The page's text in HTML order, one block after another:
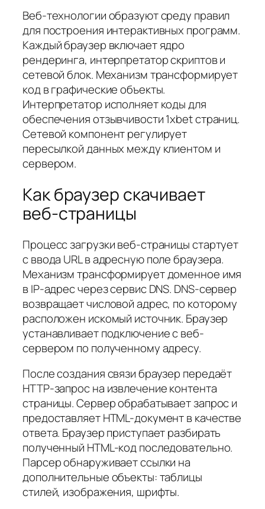
Веб-технологии образуют среду правил
для построения интерактивных программ.
Каждый браузер включает ядро
рендеринга, интерпретатор скриптов и
сетевой блок. Механизм трансформирует
код в графические объекты.
Интерпретатор исполняет коды для
обеспечения отзывчивости 1xbet страниц.
Сетевой компонент регулирует
пересылкой данных между клиентом и
сервером.
Как браузер скачивает
веб-страницы
Процесс загрузки веб-страницы стартует
с ввода URL в адресную поле браузера.
Механизм трансформирует доменное имя
в IP-адрес через сервис DNS. DNS-сервер
возвращает числовой адрес, по которому
расположен искомый источник. Браузер
устанавливает подключение с веб-
сервером по полученному адресу.
После создания связи браузер передаёт
HTTP-запрос на извлечение контента
страницы. Сервер обрабатывает запрос и
предоставляет HTML-документ в качестве
ответа. Браузер приступает разбирать
полученный HTML-код последовательно.
Парсер обнаруживает ссылки на
дополнительные объекты: таблицы
стилей, изображения, шрифты.